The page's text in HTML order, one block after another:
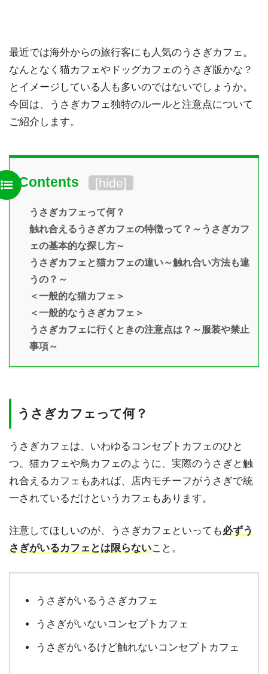
最近では海外からの旅行客にも人気のうさぎカフェ。
なんとなく猫カフェやドッグカフェのうさぎ版かな？
とイメージしている人も多いのではないでしょうか。
今回は、うさぎカフェ独特のルールと注意点について
ご紹介します。
Contents [hide]
うさぎカフェって何？
触れ合えるうさぎカフェの特徴って？～うさぎカフ
ェの基本的な探し方～
うさぎカフェと猫カフェの違い～触れ合い方法も違
うの？～
＜一般的な猫カフェ＞
＜一般的なうさぎカフェ＞
うさぎカフェに行くときの注意点は？～服装や禁止
事項～
うさぎカフェって何？
うさぎカフェは、いわゆるコンセプトカフェのひと
つ。猫カフェや鳥カフェのように、実際のうさぎと触
れ合えるカフェもあれば、店内モチーフがうさぎで統
一されているだけというカフェもあります。
注意してほしいのが、うさぎカフェといっても必ずう
さぎがいるカフェとは限らないこと。
うさぎがいるうさぎカフェ
うさぎがいないコンセプトカフェ
うさぎがいるけど触れないコンセプトカフェ